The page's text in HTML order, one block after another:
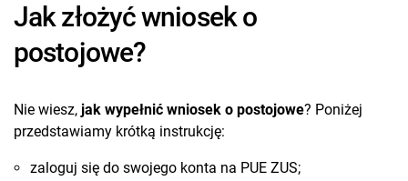
Jak złożyć wniosek o
postojowe?
Nie wiesz, jak wypełnić wniosek o postojowe? Poniżej
przedstawiamy krótką instrukcję:
zaloguj się do swojego konta na PUE ZUS;